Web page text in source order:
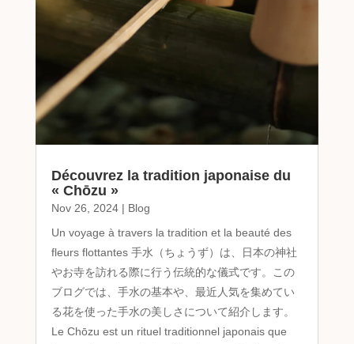
Découvrez la tradition japonaise du
« Chōzu »
Nov 26, 2024| Blog
Un voyage à travers la tradition et la beauté des
fleurs flottantes 手水（ちょうず）は、日本の神社
やお寺を訪れる際に行う伝統的な儀式です。この
ブログでは、手水の基本や、最近人気を集めてい
る花を使った手水の美しさについて紹介します。
Le Chōzu est un rituel traditionnel japonais que